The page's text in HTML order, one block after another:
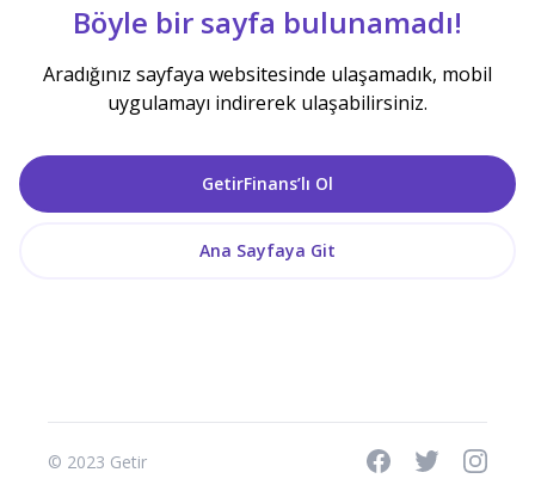
Böyle bir sayfa bulunamadı!
Aradığınız sayfaya websitesinde ulaşamadık, mobil
uygulamayı indirerek ulaşabilirsiniz.
GetirFinans’lı Ol
Ana Sayfaya Git
© 2023 Getir